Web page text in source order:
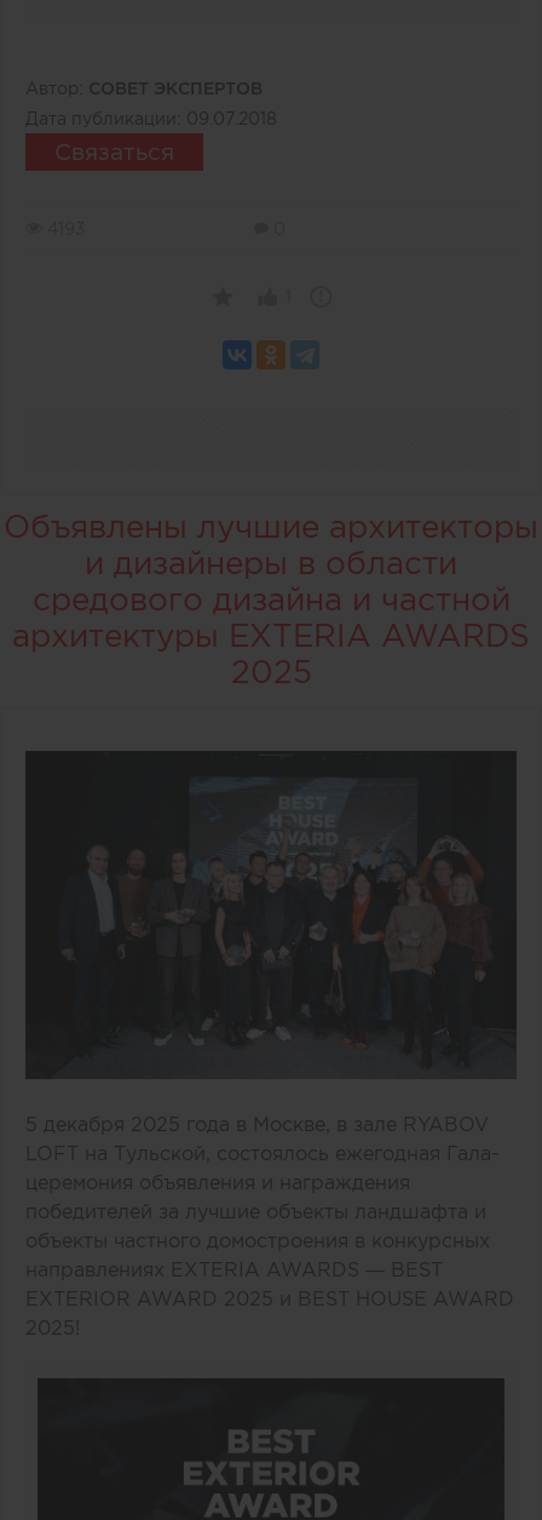
Автор: СОВЕТ ЭКСПЕРТОВ
Дата публикации: 09.07.2018
Связаться
Объявлены лучшие архитекторы
и дизайнеры в области
средового дизайна и частной
архитектуры EXTERIA AWARDS
2025
5 декабря 2025 года в Москве, в зале RYABOV
LOFT на Тульской, состоялось ежегодная Гала-
церемония объявления и награждения
победителей за лучшие объекты ландшафта и
объекты частного домостроения в конкурсных
направлениях EXTERIA AWARDS — BEST
EXTERIOR AWARD 2025 и BEST HOUSE AWARD
2025!